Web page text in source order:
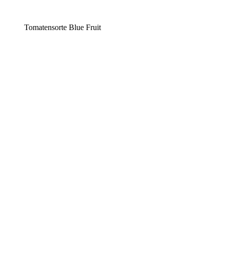
Tomatensorte Blue Fruit